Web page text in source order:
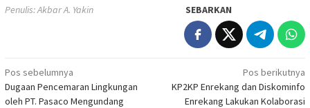
Penulis: Akbar A. Yakin SEBARKAN
Navigasi
pos
Pos sebelumnya
Dugaan Pencemaran Lingkungan
oleh PT. Pasaco Mengundang
Pos berikutnya
KP2KP Enrekang dan Diskominfo
Enrekang Lakukan Kolaborasi